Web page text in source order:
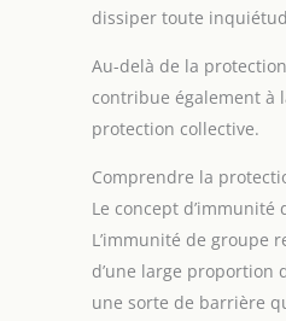
dissiper toute
Au-delà de la
contribue également à
protection collective.
Comprendre la
Le concept d’immunité
L’immunité de groupe
d’une large proportion
une sorte de barrière